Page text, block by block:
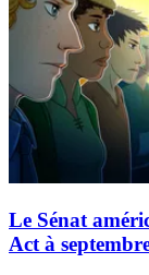
Le Sénat
Act à